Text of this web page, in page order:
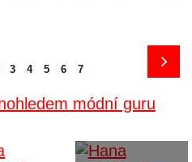
3 4 5 6 7